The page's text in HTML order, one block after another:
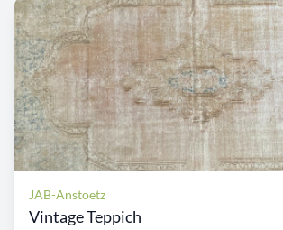
JAB-Anstoetz
Vintage Teppich